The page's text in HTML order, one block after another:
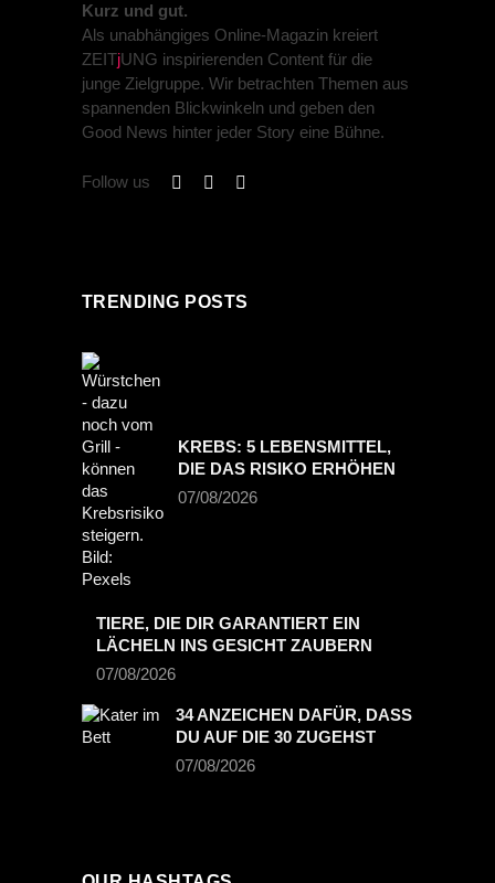
Kurz und gut.
Als unabhängiges Online-Magazin kreiert
ZEITjUNG inspirierenden Content für die
junge Zielgruppe. Wir betrachten Themen aus
spannenden Blickwinkeln und geben den
Good News hinter jeder Story eine Bühne.
Follow us
TRENDING POSTS
KREBS: 5 LEBENSMITTEL,
DIE DAS RISIKO ERHÖHEN
07/08/2026
TIERE, DIE DIR GARANTIERT EIN
LÄCHELN INS GESICHT ZAUBERN
07/08/2026
34 ANZEICHEN DAFÜR, DASS
DU AUF DIE 30 ZUGEHST
07/08/2026